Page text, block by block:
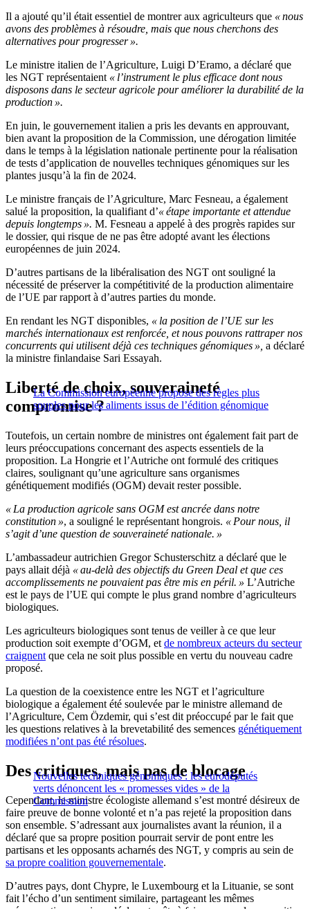
Il a ajouté qu’il était essentiel de montrer aux agriculteurs que « nous
avons des problèmes à résoudre, mais que nous cherchons des
alternatives pour progresser ».
Le ministre italien de l’Agriculture, Luigi D’Eramo, a déclaré que
les NGT représentaient « l’instrument le plus efficace dont nous
disposons dans le secteur agricole pour améliorer la durabilité de la
production ».
En juin, le gouvernement italien a pris les devants en approuvant,
bien avant la proposition de la Commission, une dérogation limitée
dans le temps à la législation nationale pertinente pour la réalisation
de tests d’application de nouvelles techniques génomiques sur les
plantes jusqu’à la fin de 2024.
Le ministre français de l’Agriculture, Marc Fesneau, a également
salué la proposition, la qualifiant d’« étape importante et attendue
depuis longtemps ». M. Fesneau a appelé à des progrès rapides sur
le dossier, qui risque de ne pas être adopté avant les élections
européennes de juin 2024.
D’autres partisans de la libéralisation des NGT ont souligné la
nécessité de préserver la compétitivité de la production alimentaire
de l’UE par rapport à d’autres parties du monde.
En rendant les NGT disponibles, « la position de l’UE sur les
marchés internationaux est renforcée, et nous pouvons rattraper nos
concurrents qui utilisent déjà ces techniques génomiques », a déclaré
la ministre finlandaise Sari Essayah.
La Commission européenne propose des règles plus
souples pour les aliments issus de l’édition génomique
Liberté de choix, souveraineté
compromise ?
Toutefois, un certain nombre de ministres ont également fait part de
leurs préoccupations concernant des aspects essentiels de la
proposition. La Hongrie et l’Autriche ont formulé des critiques
claires, soulignant qu’une agriculture sans organismes
génétiquement modifiés (OGM) devait rester possible.
« La production agricole sans OGM est ancrée dans notre
constitution », a souligné le représentant hongrois. « Pour nous, il
s’agit d’une question de souveraineté nationale. »
L’ambassadeur autrichien Gregor Schusterschitz a déclaré que le
pays allait déjà « au-delà des objectifs du Green Deal et que ces
accomplissements ne pouvaient pas être mis en péril. » L’Autriche
est le pays de l’UE qui compte le plus grand nombre d’agriculteurs
biologiques.
Les agriculteurs biologiques sont tenus de veiller à ce que leur
production soit exempte d’OGM, et de nombreux acteurs du secteur
craignent que cela ne soit plus possible en vertu du nouveau cadre
proposé.
La question de la coexistence entre les NGT et l’agriculture
biologique a également été soulevée par le ministre allemand de
l’Agriculture, Cem Özdemir, qui s’est dit préoccupé par le fait que
les questions relatives à la brevetabilité des semences génétiquement
modifiées n’ont pas été résolues.
Nouvelles techniques génomiques : les eurodéputés
verts dénoncent les « promesses vides » de la
Commission
Des critiques, mais pas de blocage
Cependant, le ministre écologiste allemand s’est montré désireux de
faire preuve de bonne volonté et n’a pas rejeté la proposition dans
son ensemble. S’adressant aux journalistes avant la réunion, il a
déclaré que sa propre position pourrait servir de pont entre les
partisans et les opposants acharnés des NGT, y compris au sein de
sa propre coalition gouvernementale.
D’autres pays, dont Chypre, le Luxembourg et la Lituanie, se sont
fait l’écho d’un sentiment similaire, partageant les mêmes